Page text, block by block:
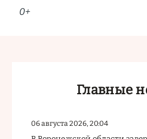
0+
Главные
06 августа 2026, 20:04